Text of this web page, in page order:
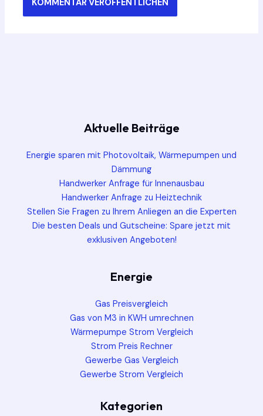
Aktuelle Beiträge
Energie sparen mit Photovoltaik, Wärmepumpen und
Dämmung
Handwerker Anfrage für Innenausbau
Handwerker Anfrage zu Heiztechnik
Stellen Sie Fragen zu Ihrem Anliegen an die Experten
Die besten Deals und Gutscheine: Spare jetzt mit
exklusiven Angeboten!
Energie
Gas Preisvergleich
Gas von M3 in KWH umrechnen
Wärmepumpe Strom Vergleich
Strom Preis Rechner
Gewerbe Gas Vergleich
Gewerbe Strom Vergleich
Kategorien